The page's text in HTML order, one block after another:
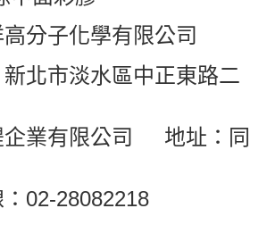
分子化學有限公司
北市淡水區中正東路二
企業有限公司 地址：同
02-28082218